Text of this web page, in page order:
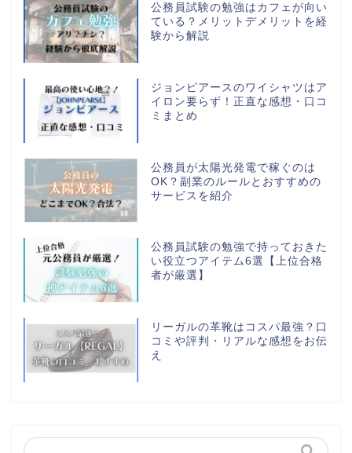
公務員試験の勉強はカフェが向い
ている？メリットデメリットを経
験から解説
ジョンピアースのワイシャツはア
イロン要らず！正直な感想・口コ
ミまとめ
公務員が太陽光発電で稼ぐのは
OK？副業のルールとおすすめの
サービスを紹介
公務員試験の勉強で持っておきた
い役立つアイテム6選【上位合格
者が厳選】
リーガルの革靴はコスパ最強？口
コミや評判・リアルな感想をお伝
え